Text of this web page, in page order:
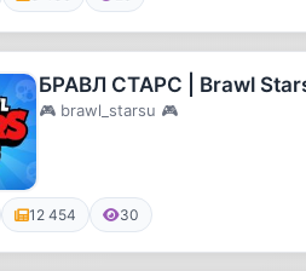
БРАВЛ СТАРС | Brawl
🎮 brawl_starsu 🎮
12 454 30